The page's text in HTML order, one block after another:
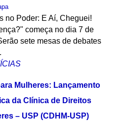
no Poder: E Aí, Cheguei!
começa no dia 7 de
sete mesas de debates
Mulheres: Lançamento
da Clínica de Direitos
– USP (CDHM-USP)